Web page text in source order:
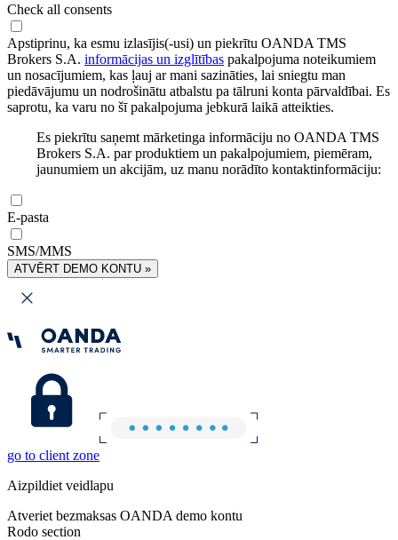
Check all consents
Apstiprinu, ka esmu izlasījis(-usi) un piekrītu OANDA TMS
Brokers S.A. informācijas un izglītības pakalpojuma noteikumiem
un nosacījumiem, kas ļauj ar mani sazināties, lai sniegtu man
piedāvājumu un nodrošinātu atbalstu pa tālruni konta pārvaldībai. Es
saprotu, ka varu no šī pakalpojuma jebkurā laikā atteikties.
Es piekrītu saņemt mārketinga informāciju no OANDA TMS
Brokers S.A. par produktiem un pakalpojumiem, piemēram,
jaunumiem un akcijām, uz manu norādīto kontaktinformāciju:
E-pasta
SMS/MMS
ATVĒRT DEMO KONTU »
go to client zone
Aizpildiet veidlapu
Atveriet bezmaksas OANDA demo kontu
Rodo section